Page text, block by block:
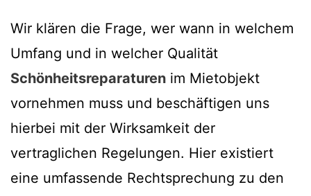
Wir klären die Frage, wer wann in welchem
Umfang und in welcher Qualität
Schönheitsreparaturen im Mietobjekt
vornehmen muss und beschäftigen uns
hierbei mit der Wirksamkeit der
vertraglichen Regelungen. Hier existiert
eine umfassende Rechtsprechung zu den